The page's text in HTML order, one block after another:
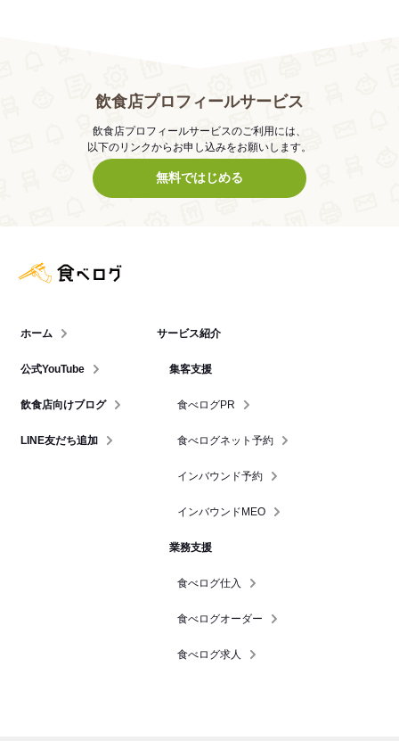
飲食店プロフィールサービス
飲食店プロフィールサービスのご利用には、
以下のリンクからお申し込みをお願いします。
無料ではじめる
ホーム
公式YouTube
飲食店向けブログ
LINE友だち追加
サービス紹介
集客支援
食べログPR
食べログネット予約
インバウンド予約
インバウンドMEO
業務支援
食べログ仕入
食べログオーダー
食べログ求人